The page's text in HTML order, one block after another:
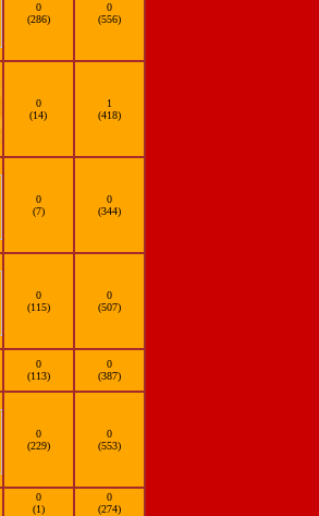
0
(286)
0
(556)
0
(14)
1
(418)
0
(7)
0
(344)
0
(115)
0
(507)
0
(113)
0
(387)
0
(229)
0
(553)
0
(1)
0
(274)